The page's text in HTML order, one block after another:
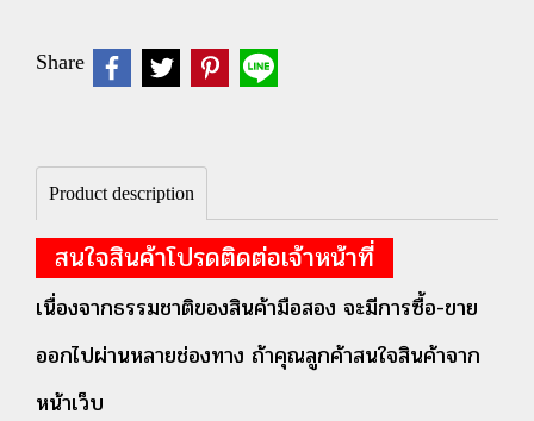
Share
Product description
สนใจสินค้าโปรดติดต่อเจ้าหน้าที่
เนื่องจากธรรมชาติของสินค้ามือสอง จะมีการซื้อ-ขาย
ออกไปผ่านหลายช่องทาง ถ้าคุณลูกค้าสนใจสินค้าจาก
หน้าเว็บ